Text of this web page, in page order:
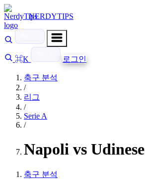
NERDYTIPS
⌘K 로그인
축구 분석
/
리그
/
Serie A
/
Napoli vs Udinese
축구 분석